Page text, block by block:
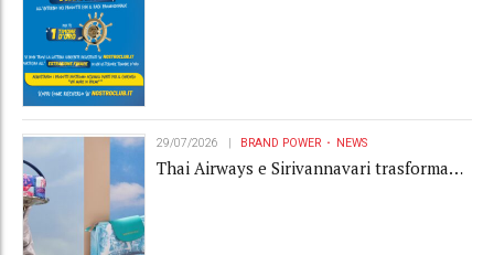
29/07/2026 BRAND POWER NEWS
Thai Airways e Sirivannavari trasformano